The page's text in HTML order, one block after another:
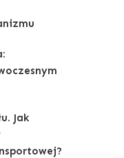
Jak